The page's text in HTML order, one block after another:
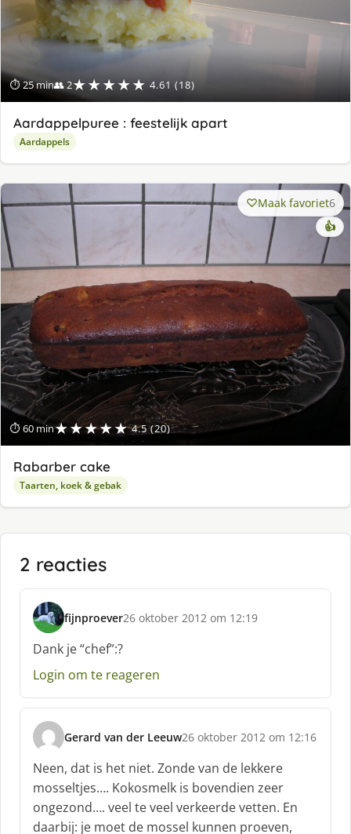
⏱ 25 min👥 2★★★★★ 4.61 (18)
Aardappelpuree : feestelijk apart
Aardappels
⏱ 60 min★★★★★ 4.5 (20)
Maak favoriet6
👍
Rabarber cake
Taarten, koek & gebak
2 reacties
fijnproever
s
c
h
r
e
f
:
26 oktober 2012 om 12:19
Dank je “chef”:?
Login om te reageren
Gerard van der Leeuw
s
c
h
r
e
e
26 oktober 2012 om 12:16
Neen, dat is het niet. Zonde van de lekkere
mosseltjes…. Kokosmelk is bovendien zeer
ongezond…. veel te veel verkeerde vetten. En
daarbij: je moet de mossel kunnen proeven,